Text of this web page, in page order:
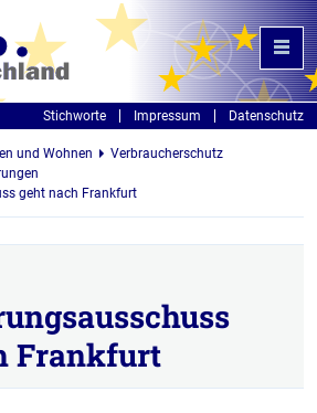
Stichworte Impressum Datenschutz
und Wohnen
Verbraucherschutz
geht nach Frankfurt
Frankfurt